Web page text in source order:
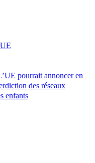
pourrait annoncer en
des réseaux
enfants